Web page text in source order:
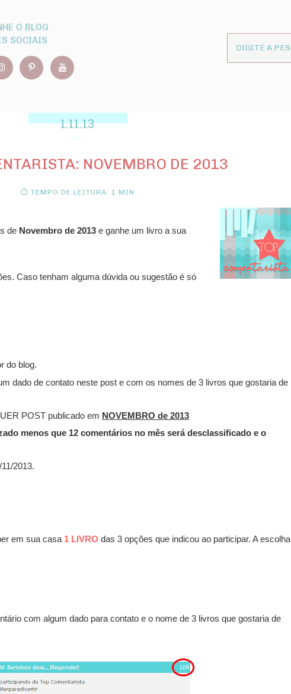
O BLOG
SOCIAIS
1.11.13
NOVEMBRO DE 2013
⏱ TEMPO DE LEITURA: 1 MIN
de Novembro de 2013 e ganhe um livro a sua
Caso tenham alguma dúvida ou sugestão é só
do blog.
dado de contato neste post e com os nomes de 3 livros que gostaria de
POST publicado em NOVEMBRO de 2013
menos que 12 comentários no mês será desclassificado e o
2013.
em sua casa 1 LIVRO das 3 opções que indicou ao participar. A escolha
com algum dado para contato e o nome de 3 livros que gostaria de